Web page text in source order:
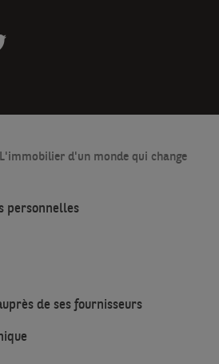
L'immobilier d'un monde qui change
personnelles
de ses fournisseurs